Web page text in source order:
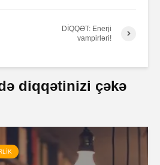
DİQQƏT: Enerji
vampirləri!
diqqətinizi çəkə